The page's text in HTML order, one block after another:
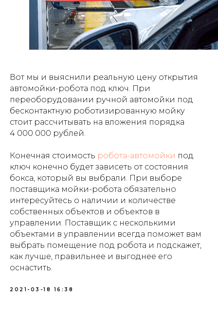
Вот мы и выяснили реальную цену открытия
автомойки-робота под ключ. При
переоборудовании ручной автомойки под
бесконтактную роботизированную мойку
стоит рассчитывать на вложения порядка
4 000 000 рублей.
Конечная стоимость робота-автомойки под
ключ конечно будет зависеть от состояния
бокса, который вы выбрали. При выборе
поставщика мойки-робота обязательно
интересуйтесь о наличии и количестве
собственных объектов и объектов в
управлении. Поставщик с несколькими
объектами в управлении всегда поможет вам
выбрать помещение под робота и подскажет,
как лучше, правильнее и выгоднее его
оснастить.
2021-03-18 16:38